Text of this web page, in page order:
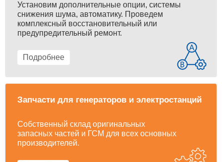
Установим дополнительные опции, системы
снижения шума, автоматику. Проведем
комплексный восстановительный или
предупредительный ремонт.
Подробнее
Запчасти для генераторов и электростанций
Собственный склад оригинальных
запасных частей и ГСМ для всех основных
производителей.